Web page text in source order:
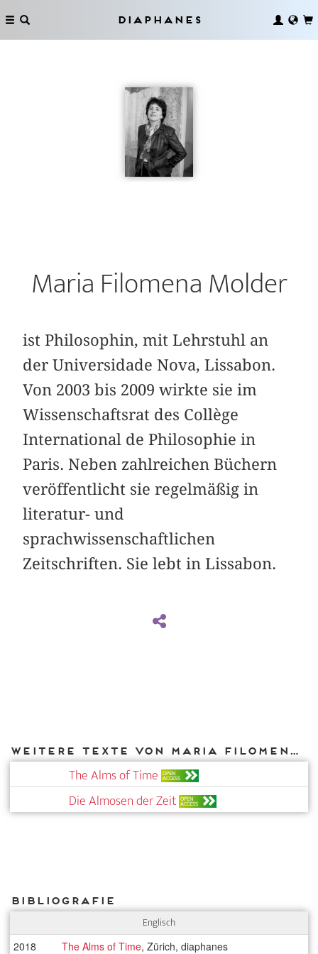
Diaphanes
Maria Filomena Molder
ist Philosophin, mit Lehrstuhl an
der Universidade Nova, Lissabon.
Von 2003 bis 2009 wirkte sie im
Wissenschaftsrat des Collège
International de Philosophie in
Paris. Neben zahlreichen Büchern
veröffentlicht sie regelmäßig in
literatur- und
sprachwissenschaftlichen
Zeitschriften. Sie lebt in Lissabon.
Weitere Texte von Maria Filomena Molder bei DIAPHANES
The Alms of Time OPEN
ACCESS
Die Almosen der Zeit OPEN
ACCESS
Bibliografie
Englisch
2018 The Alms of Time, Zürich, diaphanes